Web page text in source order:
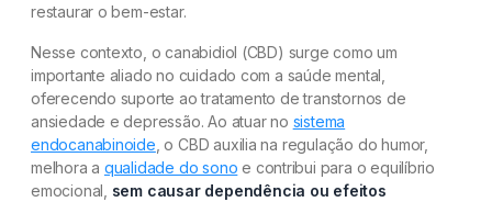
restaurar o bem-estar.
Nesse contexto, o canabidiol (CBD) surge como um
importante aliado no cuidado com a saúde mental,
oferecendo suporte ao tratamento de transtornos de
ansiedade e depressão. Ao atuar no sistema
endocanabinoide , o CBD auxilia na regulação do humor,
melhora a qualidade do sono e contribui para o equilíbrio
emocional, sem causar dependência ou efeitos